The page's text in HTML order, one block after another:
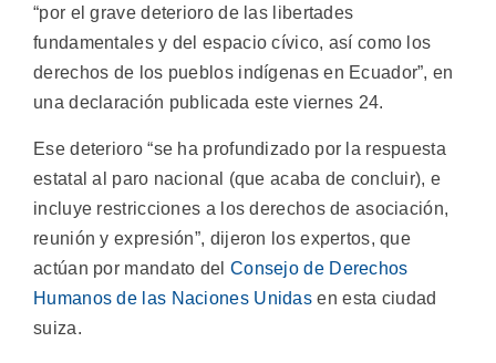
“por el grave deterioro de las libertades
fundamentales y del espacio cívico, así como los
derechos de los pueblos indígenas en Ecuador”, en
una declaración publicada este viernes 24.
Ese deterioro “se ha profundizado por la respuesta
estatal al paro nacional (que acaba de concluir), e
incluye restricciones a los derechos de asociación,
reunión y expresión”, dijeron los expertos, que
actúan por mandato del Consejo de Derechos
Humanos de las Naciones Unidas en esta ciudad
suiza.